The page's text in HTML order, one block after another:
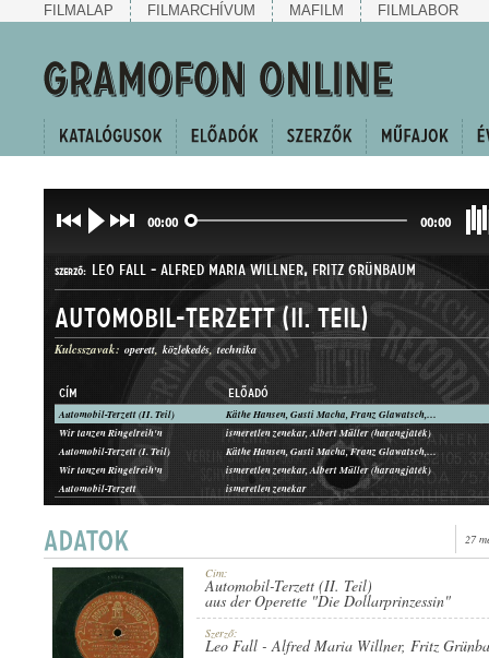
FILMALAP FILMARCHÍVUM MAFILM FILMLABOR
00:00 00:00
SZERZŐ: LEO FALL - ALFRED MARIA WILLNER, FRITZ GRÜNBAUM
MŰFAJ: INDULÓDAL
MEGJELENÉS IDEJE: 1907 KÖRÜL
Automobil-Terzett (II. Teil)
Kulcsszavak: operett közlekedés technika
CÍM ELŐADÓ
Automobil-Terzett (II. Teil)
Käthe Hansen, Gusti Macha, Franz Glawatsch, ismeretlen zenekar
Wir tanzen Ringelreih'n
ismeretlen zenekar, Albert Müller (harangjáték)
Automobil-Terzett (I. Teil)
Käthe Hansen, Gusti Macha, Franz Glawatsch, ismeretlen zenekar
Wir tanzen Ringelreih'n
ismeretlen zenekar, Albert Müller (harangjáték)
Automobil-Terzett
ismeretlen zenekar
Automobil-induló
Cs. és kir. "Probszt báró" 51. gyalogezred zenekara
Wir tanzen Ringelreih'n
Automobil induló
Cs. és kir. 52. gyalogezred zenekara
Ispiláng, ispiláng
Ispiláng, ispiláng
Berkes Béla ifj. cigányzenekara
Dollar-Walzer
ismeretlen katonazenekar
27
Cím:
Automobil-Terzett (II. Teil)
aus der Operette "Die Dollarprinzessin"
Szerző:
Leo Fall -Alfred Maria Willner, Fritz